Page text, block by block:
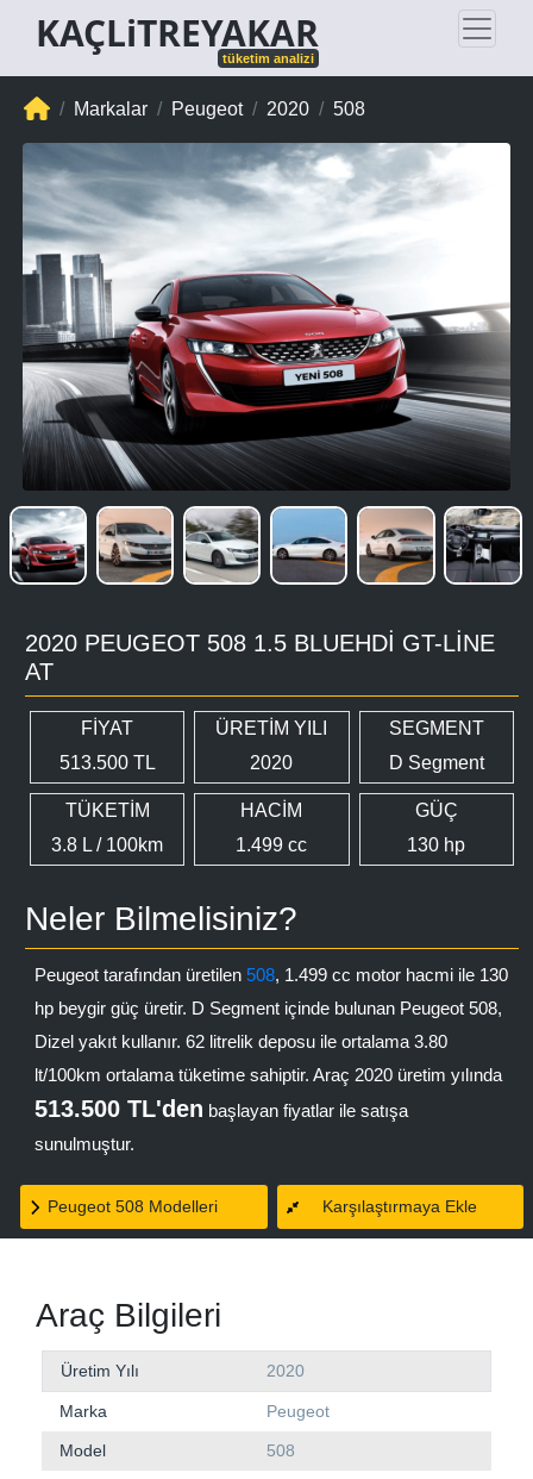
KAÇLiTREYAKAR
tüketim analizi
Markalar Peugeot 2020 508
2020 PEUGEOT 508 1.5 BLUEHDI GT-LINE
AT
FİYAT
513.500 TL
ÜRETİM YILI
2020
SEGMENT
D Segment
TÜKETİM
3.8 L / 100km
HACİM
1.499 cc
GÜÇ
130 hp
Neler Bilmelisiniz?
Peugeot tarafından üretilen 508, 1.499 cc motor hacmi ile 130
hp beygir güç üretir. D Segment içinde bulunan Peugeot 508,
Dizel yakıt kullanır. 62 litrelik deposu ile ortalama 3.80
lt/100km ortalama tüketime sahiptir. Araç 2020 üretim yılında
513.500 TL'den başlayan fiyatlar ile satışa
sunulmuştur.
Peugeot 508 Modelleri Karşılaştırmaya Ekle
Araç Bilgileri
Üretim Yılı 2020
Marka Peugeot
Model 508